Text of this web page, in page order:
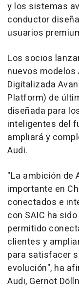
y los sistemas
conductor
usuarios
Los socios
nuevos
Digitalizada
Platform) de
diseñada para
inteligentes del
ampliará y
Audi.
"La ambición de
importante en
conectados e
con SAIC ha
permitido
clientes y
para satisfacer
evolución", ha
Audi, Gernot